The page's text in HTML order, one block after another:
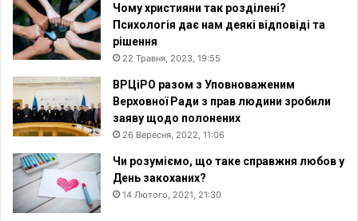
Чому християни так розділені?
Психологія дає нам деякі відповіді та
рішення
22 Травня, 2023, 19:55
ВРЦіРО разом з Уповноваженим
Верховної Ради з прав людини зробили
заяву щодо полонених
26 Вересня, 2022, 11:06
Чи розуміємо, що таке справжня любов у
День закоханих?
14 Лютого, 2021, 21:30